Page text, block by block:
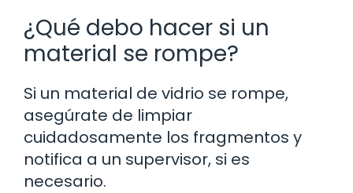
¿Qué debo hacer si un
material se rompe?
Si un material de vidrio se rompe,
asegúrate de limpiar
cuidadosamente los fragmentos y
notifica a un supervisor, si es
necesario.